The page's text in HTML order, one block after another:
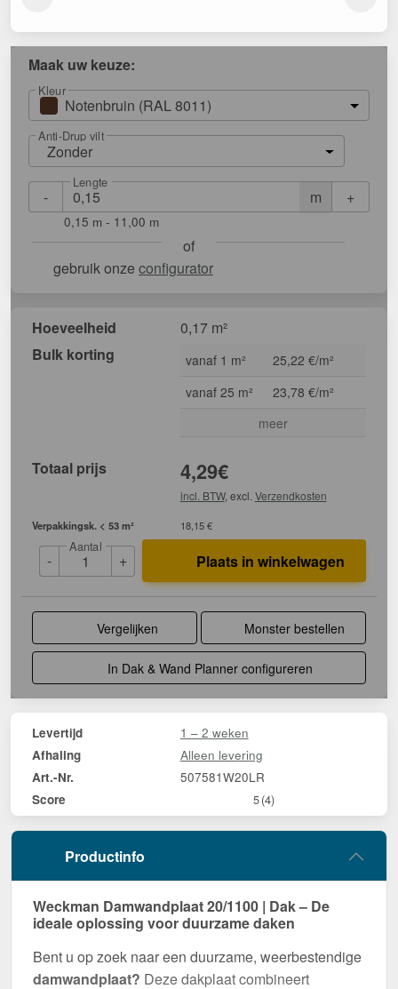
Maak uw keuze:
Kleur
Notenbruin (RAL 8011)
Anti-Drup vilt
Zonder
- m
Lengte
+
0,15 m - 11,00 m
of
gebruik onze configurator
Hoeveelheid
0,17 m²
Bulk korting
vanaf 1 m²
25,22 €/m²
vanaf 25 m²
23,78 €/m²
meer
Totaal prijs 4,29€
incl. BTW, excl. Verzendkosten
Verpakkingsk. < 53 m² 18,15 €
-
Aantal
+ Plaats in winkelwagen
Vergelijken Monster bestellen
In Dak & Wand Planner configureren
Levertijd 1 – 2 weken
Afhaling Alleen levering
Art.-Nr. 507581W20LR
Score 5(4)
Productinfo
Weckman Damwandplaat 20/1100 | Dak – De
ideale oplossing voor duurzame daken
Bent u op zoek naar een duurzame, weerbestendige
damwandplaat? Deze dakplaat combineert